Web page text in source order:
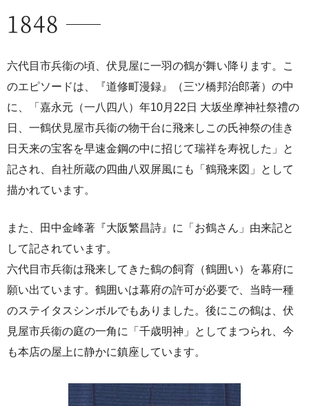
1848
六代目市兵衞の頃、伏見屋に一羽の鶴が舞い降ります。こ
のエピソードは、『道修町漫録』（三ツ橋邦治郎著）の中
に、「嘉永元（一八四八）年10月22日 大坂坐摩神社祭禮の
日、一鶴伏見屋市兵衞の物干台に飛来しこの氏神祭の佳き
日天来の宝客を早速金鋼の中に招じて瑞祥を寿祝した」と
記され、自社所蔵の四曲八双屏風にも「鶴飛来図」として
描かれています。
また、田中金峰著『大阪繁昌詩』に「お鶴さん」由来記と
して記されています。
六代目市兵衞は飛来してきた鶴の飼育（鶴囲い）を幕府に
願い出ています。鶴囲いは幕府の許可が必要で、当時一種
のステイタスシンボルでもありました。後にこの鶴は、伏
見屋市兵衞の庭の一角に「千歳明神」としてまつられ、今
も本店の屋上に静かに鎮座しています。